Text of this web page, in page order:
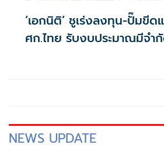
‘เอกนิติ’ ชูเร่งลงทุน-ปั๊มขี
ศก.ไทย รับงบประมาณมีจำ
NEWS UPDATE